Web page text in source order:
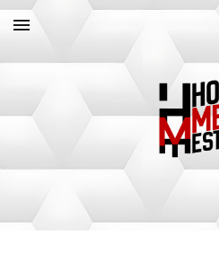
Skip to main content